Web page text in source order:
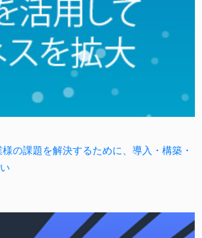
の課題を解決するために、導入・構築・